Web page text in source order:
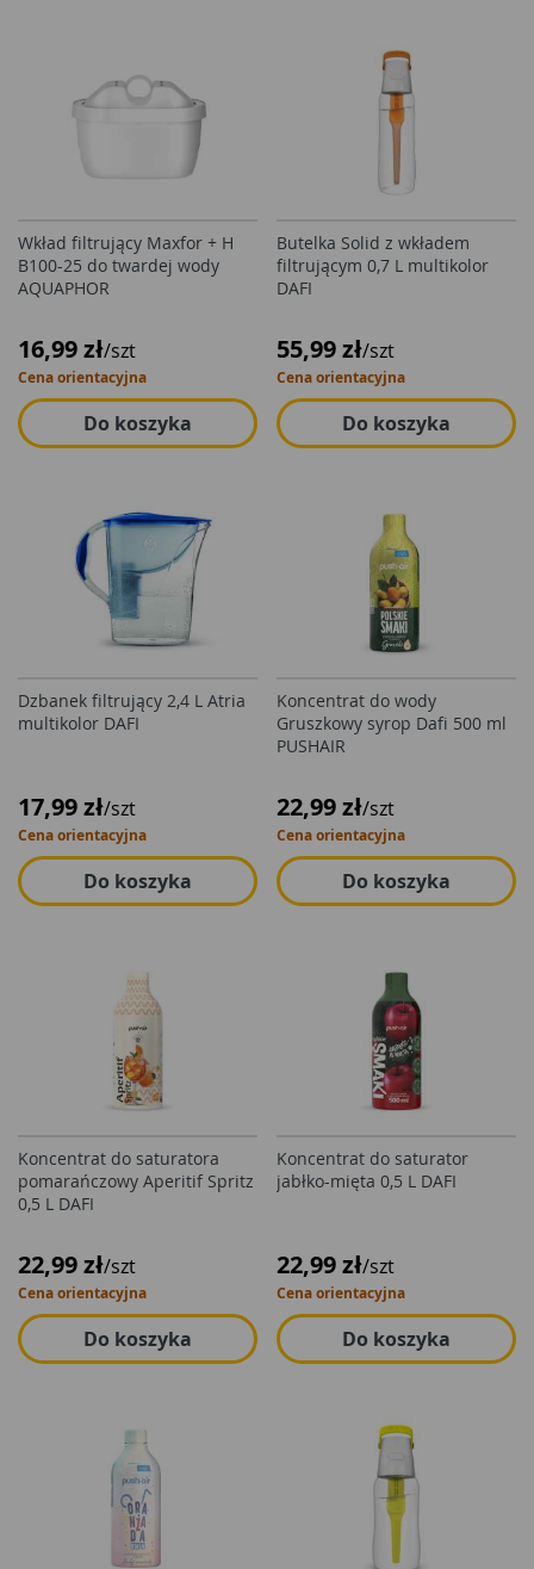
Wkład filtrujący Maxfor + H
B100-25 do twardej wody
AQUAPHOR
16,99 zł/szt
Cena orientacyjna
Do koszyka
Butelka Solid z wkładem
filtrującym 0,7 L multikolor
DAFI
55,99 zł/szt
Cena orientacyjna
Do koszyka
Dzbanek filtrujący 2,4 L Atria
multikolor DAFI
17,99 zł/szt
Cena orientacyjna
Do koszyka
Koncentrat do wody
Gruszkowy syrop Dafi 500 ml
PUSHAIR
22,99 zł/szt
Cena orientacyjna
Do koszyka
Koncentrat do saturatora
pomarańczowy Aperitif Spritz
0,5 L DAFI
22,99 zł/szt
Cena orientacyjna
Do koszyka
Koncentrat do saturator
jabłko-mięta 0,5 L DAFI
22,99 zł/szt
Cena orientacyjna
Do koszyka